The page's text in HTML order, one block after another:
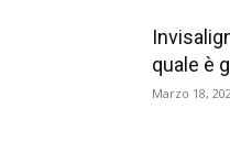
quale è
Marzo 18,